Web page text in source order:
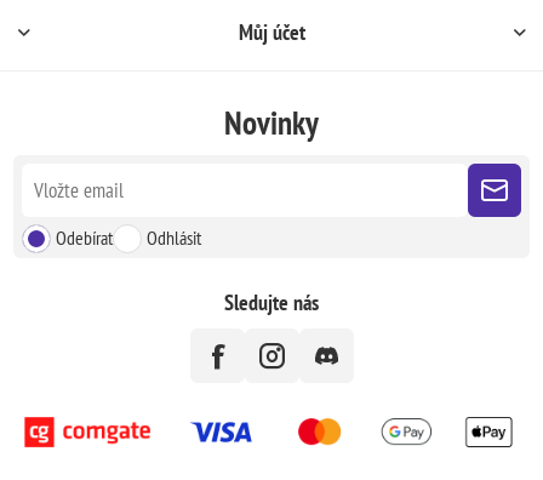
Můj účet
Novinky
Odebírat Odhlásit
Sledujte nás